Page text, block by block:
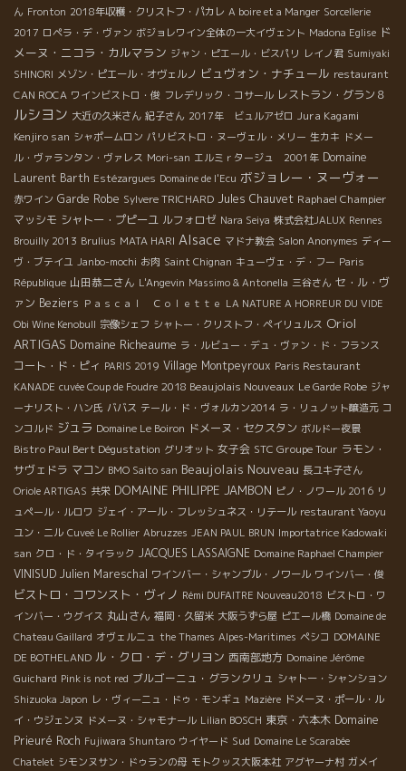
ん Fronton 2018年収穫・クリストフ・パカレ A boire et a Manger Sorcellerie
2017 ロペラ・デ・ヴァン ボジョレワイン全体の一大イヴェント Madona Eglise ド
メーヌ・ニコラ・カルマラン ジャン・ピエール・ビスパリ レイノ君 Sumiyaki
SHINORI メゾン・ピエール・オヴェルノ ビュヴォン・ナチュール restaurant
CAN ROCA ワインビストロ・俊 フレデリック・コサール レストラン・グラン８
ルシヨン 大近の久米さん 紀子さん 2017年 ビュルアゼロ Jura Kagami
Kenjiro san シャポームロン パリビストロ・ヌーヴェル・メリー 生カキ ドメー
ル・ヴァランタン・ヴァレス Mori-san エルミｒタージュ 2001年 Domaine
Laurent Barth Estézargues Domaine de l'Ecu ボジョレー・ヌーヴォー
赤ワイン Garde Robe Sylvere TRICHARD Jules Chauvet Raphael Champier
マッシモ シャトー・プピーユ ルフォロゼ Nara Seiya 株式会社JALUX Rennes
Brouilly 2013 Brulius MATA HARI Alsace マドナ教会 Salon Anonymes ディー
ヴ・ブテイユ Janbo-mochi お肉 Saint Chignan キューヴェ・デ・フー Paris
République 山田恭二さん L'Angevin Massimo & Antonella 三谷さん セ・ル・ヴ
ァン Beziers Ｐａｓｃａｌ Ｃｏｌｅｔｔｅ LA NATURE A HORREUR DU VIDE
Obi Wine Kenobull 宗像シェフ シャトー・クリストフ・ペイリュルス Oriol
ARTIGAS Domaine Richeaume ラ・ルビュー・デュ・ヴァン・ド・フランス
コート・ド・ピィ PARIS 2019 Village Montpeyroux Paris Restaurant
KANADE cuvée Coup de Foudre 2018 Beaujolais Nouveaux Le Garde Robe ジャ
ーナリスト・ハン氏 ババス テール・ド・ヴォルカン2014 ラ・リュノット醸造元 コ
ンコルド ジュラ Domaine Le Boiron ドメーヌ・セクスタン ボルドー夜景
Bistro Paul Bert Dégustation グリオット 女子会 STC Groupe Tour ラモン・
サヴェドラ マコン BMO Saito san Beaujolais Nouveau 長ユキ子さん
Oriole ARTIGAS 共栄 DOMAINE PHILIPPE JAMBON ピノ・ノワール 2016 リ
ュペール・ルロワ ジェイ・アール・フレッシュネス・リテール restaurant Yaoyu
ユン・ニル Cuveé Le Rollier Abruzzes JEAN PAUL BRUN Importatrice Kadowaki
san クロ・ド・タイラック JACQUES LASSAIGNE Domaine Raphael Champier
VINISUD Julien Mareschal ワインバー・シャンブル・ノワール ワインバー・俊
ビストロ・コワンスト・ヴィノ Rémi DUFAITRE Nouveau2018 ビストロ・ワ
インバー・ウグイス 丸山さん 福岡・久留米 大阪うずら屋 ピエール橋 Domaine de
Chateau Gaillard オヴェルニュ the Thames Alpes-Maritimes ペシコ DOMAINE
DE BOTHELAND ル・クロ・デ・グリヨン 西南部地方 Domaine Jérôme
Guichard Pink is not red ブルゴーニュ・グランクリュ シャトー・シャンション
Shizuoka Japon レ・ヴィーニュ・ドゥ・モンギュ Mazière ドメーヌ・ポール・ル
イ・ウジェンヌ ドメーヌ・シャモナール Lilian BOSCH 東京・六本木 Domaine
Prieuré Roch Fujiwara Shuntaro ウイヤード Sud Domaine Le Scarabée
Chatelet シモンヌサン・ドゥランの母 モトクッス大阪本社 アグヤーナ村 ガメイ